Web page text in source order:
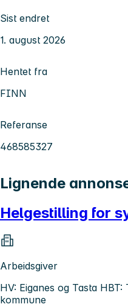
Sist endret
1. august 2026
Hentet fra
FINN
Referanse
468585327
Lignende
Helgestilling for
Arbeidsgiver
HV: Eiganes og Tasta
kommune